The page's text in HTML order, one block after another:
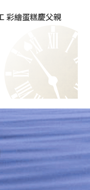
彩繪蛋糕慶父親